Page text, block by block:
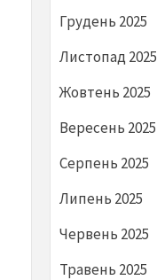
Грудень 2025
Листопад 2025
Жовтень 2025
Вересень 2025
Серпень 2025
Липень 2025
Червень 2025
Травень 2025